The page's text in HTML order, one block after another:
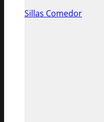
Sillas Comedor